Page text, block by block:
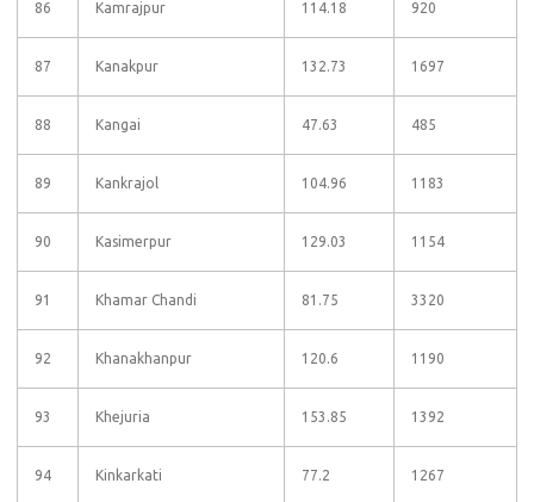
86 Kamrajpur 114.18 920
87 Kanakpur 132.73 1697
88 Kangai 47.63 485
89 Kankrajol 104.96 1183
90 Kasimerpur 129.03 1154
91 Khamar Chandi 81.75 3320
92 Khanakhanpur 120.6 1190
93 Khejuria 153.85 1392
94 Kinkarkati 77.2 1267